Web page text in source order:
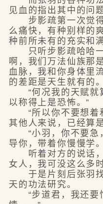
见血的指出其中的问题
步影疏第一次觉得
么痛快，有种别样的
种前所未有的充实和
只听步影疏哈哈一
啊，我们万法仙族那
血脉，我和你身体里
的差距是天生就有的
“何况我的天赋就
以称得上是恐怖。”
“所以你不要想着
其他人来说，已经算
“小羽，你不要急
导你，带着你慢慢学
听着对方的说话，
女人，我可没这么多
于是片刻后张羽找
天的功法研究。
“步道君，我还要